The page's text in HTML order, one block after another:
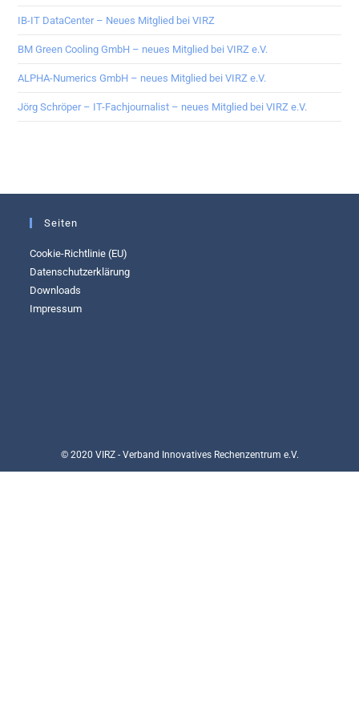
IB-IT DataCenter – Neues Mitglied bei VIRZ
BM Green Cooling GmbH – neues Mitglied bei VIRZ e.V.
ALPHA-Numerics GmbH – neues Mitglied bei VIRZ e.V.
Jörg Schröper – IT-Fachjournalist – neues Mitglied bei VIRZ e.V.
Seiten
Cookie-Richtlinie (EU)
Datenschutzerklärung
Downloads
Impressum
© 2020 VIRZ - Verband Innovatives Rechenzentrum e.V.